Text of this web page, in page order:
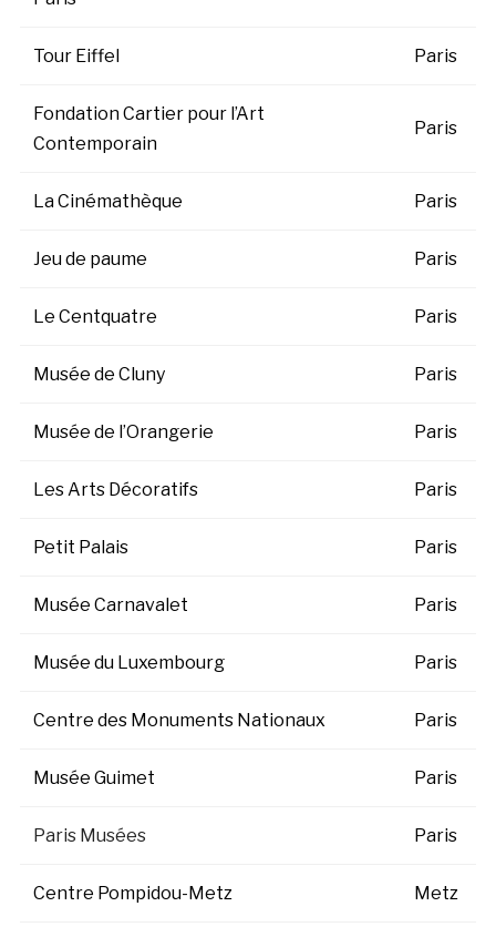
Tour Eiffel Paris
Fondation Cartier pour l’Art
Contemporain
Paris
La Cinémathèque Paris
Jeu de paume Paris
Le Centquatre Paris
Musée de Cluny Paris
Musée de l’Orangerie Paris
Les Arts Décoratifs Paris
Petit Palais Paris
Musée Carnavalet Paris
Musée du Luxembourg Paris
Centre des Monuments Nationaux Paris
Musée Guimet Paris
Paris Musées Paris
Centre Pompidou-Metz Metz